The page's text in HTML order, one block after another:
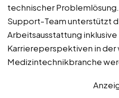
technischer
Support-Team unterstützt
Arbeitsausstattung
Karriereperspektiven in der
Medizintechnikbranche